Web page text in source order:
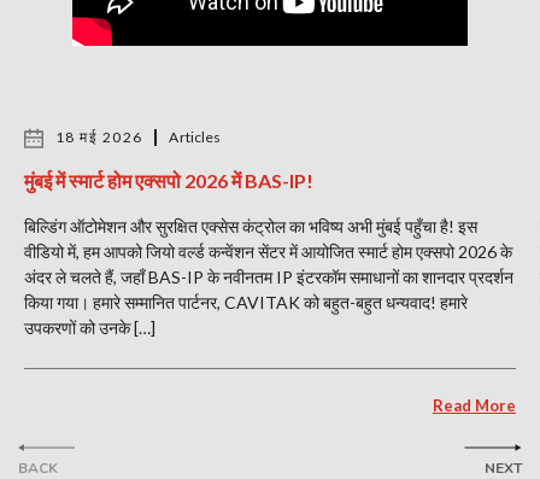
BACK
18 मई 2026 Articles
मुंबई में स्मार्ट होम एक्सपो 2026 में BAS-IP!
बिल्डिंग ऑटोमेशन और सुरक्षित एक्सेस कंट्रोल का भविष्य अभी मुंबई पहुँचा है! इस
वीडियो में, हम आपको जियो वर्ल्ड कन्वेंशन सेंटर में आयोजित स्मार्ट होम एक्सपो 2026 के
अंदर ले चलते हैं, जहाँ BAS-IP के नवीनतम IP इंटरकॉम समाधानों का शानदार प्रदर्शन
किया गया। हमारे सम्मानित पार्टनर, CAVITAK को बहुत-बहुत धन्यवाद! हमारे
उपकरणों को उनके […]
Read More
NEXT